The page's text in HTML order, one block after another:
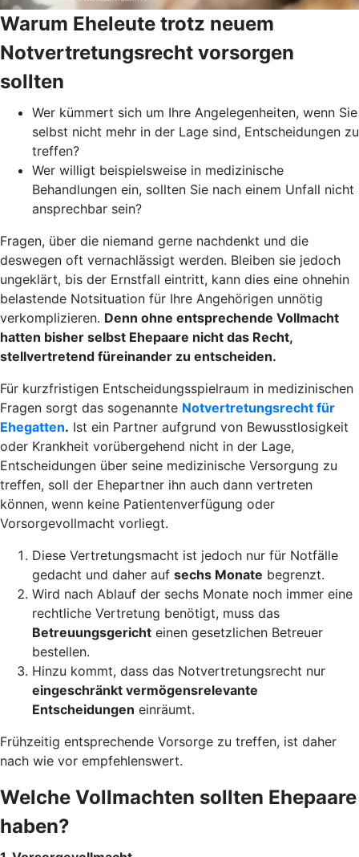
Warum Eheleute trotz neuem
Notvertretungsrecht vorsorgen
sollten
Wer kümmert sich um Ihre Angelegenheiten, wenn Sie
selbst nicht mehr in der Lage sind, Entscheidungen zu
treffen?
Wer willigt beispielsweise in medizinische
Behandlungen ein, sollten Sie nach einem Unfall nicht
ansprechbar sein?
Fragen, über die niemand gerne nachdenkt und die
deswegen oft vernachlässigt werden. Bleiben sie jedoch
ungeklärt, bis der Ernstfall eintritt, kann dies eine ohnehin
belastende Notsituation für Ihre Angehörigen unnötig
verkomplizieren. Denn ohne entsprechende Vollmacht
hatten bisher selbst Ehepaare nicht das Recht,
stellvertretend füreinander zu entscheiden.
Für kurzfristigen Entscheidungsspielraum in medizinischen
Fragen sorgt das sogenannte Notvertretungsrecht für
Ehegatten. Ist ein Partner aufgrund von Bewusstlosigkeit
oder Krankheit vorübergehend nicht in der Lage,
Entscheidungen über seine medizinische Versorgung zu
treffen, soll der Ehepartner ihn auch dann vertreten
können, wenn keine Patientenverfügung oder
Vorsorgevollmacht vorliegt.
Diese Vertretungsmacht ist jedoch nur für Notfälle
gedacht und daher auf sechs Monate begrenzt.
Wird nach Ablauf der sechs Monate noch immer eine
rechtliche Vertretung benötigt, muss das
Betreuungsgericht einen gesetzlichen Betreuer
bestellen.
Hinzu kommt, dass das Notvertretungsrecht nur
eingeschränkt vermögensrelevante
Entscheidungen einräumt.
Frühzeitig entsprechende Vorsorge zu treffen, ist daher
nach wie vor empfehlenswert.
Welche Vollmachten sollten Ehepaare
haben?